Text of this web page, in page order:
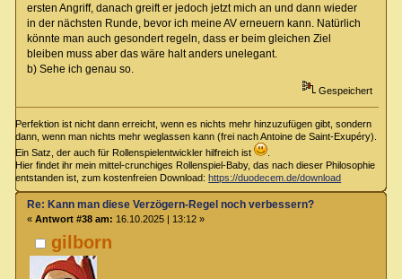
ersten Angriff, danach greift er jedoch jetzt mich an und dann wieder
in der nächsten Runde, bevor ich meine AV erneuern kann. Natürlich
könnte man auch gesondert regeln, dass er beim gleichen Ziel
bleiben muss aber das wäre halt anders unelegant.
b) Sehe ich genau so.
Gespeichert
Perfektion ist nicht dann erreicht, wenn es nichts mehr hinzuzufügen gibt, sondern
dann, wenn man nichts mehr weglassen kann (frei nach Antoine de Saint-Exupéry).
Ein Satz, der auch für Rollenspielentwickler hilfreich ist
Hier findet ihr mein mittel-crunchiges Rollenspiel-Baby, das nach dieser Philosophie
entstanden ist, zum kostenfreien Download:https://duodecem.de/download
gilborn
Re: Kann man diese Verzögern-Regel noch verbessern?
« Antwort #38 am: 16.10.2025 | 13:12 »